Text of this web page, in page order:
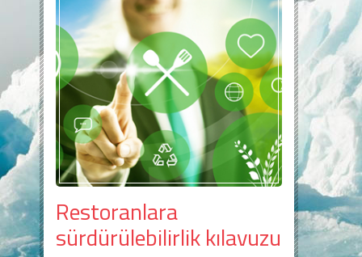
Restoranlara
sürdürülebilirlik kılavuzu